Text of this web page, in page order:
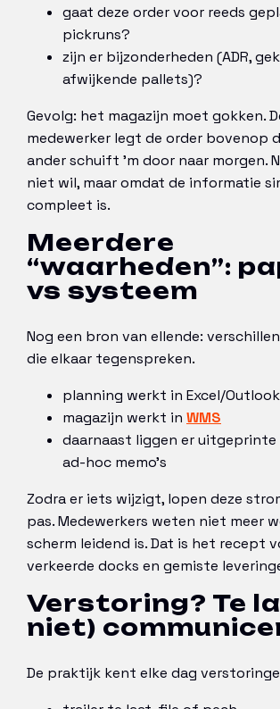
gaat deze order voor reeds
pickruns?
zijn er bijzonderheden (ADR,
afwijkende pallets)?
Gevolg: het magazijn moet gokken.
medewerker legt de order bovenop
ander schuift ’m door naar morgen.
niet wil, maar omdat de informatie
compleet is.
Meerdere
“waarheden”:
vs systeem
Nog een bron van ellende:
die elkaar tegenspreken.
planning werkt in Excel/Outlook
magazijn werkt in WMS
daarnaast liggen er
ad-hoc memo’s
Zodra er iets wijzigt, lopen deze
pas. Medewerkers weten niet meer
scherm leidend is. Dat is het recept
verkeerde docks en gemiste
Verstoring? Te
niet)
De praktijk kent elke dag